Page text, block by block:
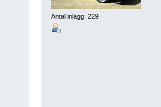
Antal inlägg: 229